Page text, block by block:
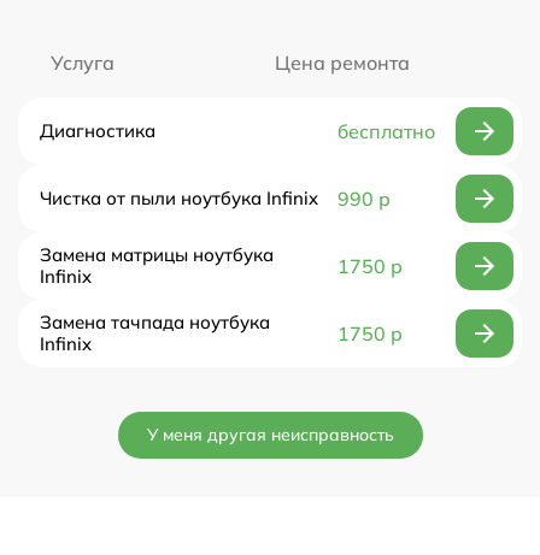
Услуга Цена ремонта
Диагностика бесплатно
Чистка от пыли ноутбука Infinix 990 р
Замена матрицы ноутбука
Infinix
1750 р
Замена тачпада ноутбука
Infinix
1750 р
У меня другая неисправность